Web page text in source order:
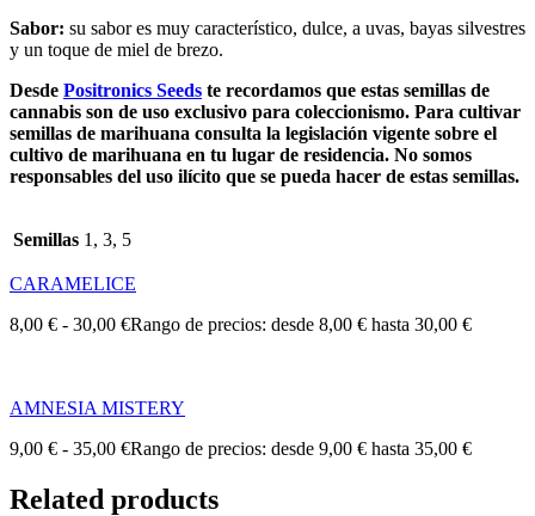
Sabor: su sabor es muy característico, dulce, a uvas, bayas silvestres
y un toque de miel de brezo.
Desde Positronics Seeds te recordamos que estas semillas de
cannabis son de uso exclusivo para coleccionismo. Para cultivar
semillas de marihuana consulta la legislación vigente sobre el
cultivo de marihuana en tu lugar de residencia. No somos
responsables del uso ilícito que se pueda hacer de estas semillas.
Semillas 1, 3, 5
CARAMELICE
8,00 € - 30,00 €Rango de precios: desde 8,00 € hasta 30,00 €
AMNESIA MISTERY
9,00 € - 35,00 €Rango de precios: desde 9,00 € hasta 35,00 €
Related products